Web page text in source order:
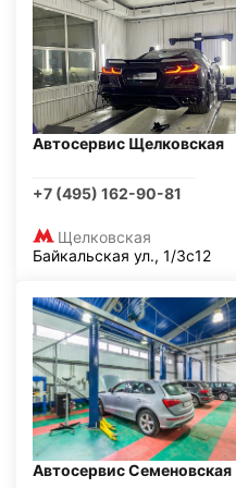
Автосервис Щелковская
+7 (495) 162-90-81
Щелковская
Байкальская ул., 1/3с12
Автосервис Семеновская